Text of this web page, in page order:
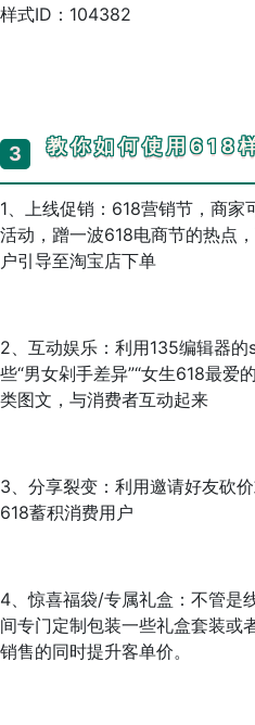
样式ID：104382
3 教你如何使用618
1、上线促销：618营销节，商
活动，蹭一波618电商节的热点
户引导至淘宝店下单
2、互动娱乐：利用135编辑器
些“男女剁手差异”“女生618最爱
类图文，与消费者互动起来
3、分享裂变：利用邀请好友砍
618蓄积消费用户
4、惊喜福袋/专属礼盒：不管是
间专门定制包装一些礼盒套装或
销售的同时提升客单价。